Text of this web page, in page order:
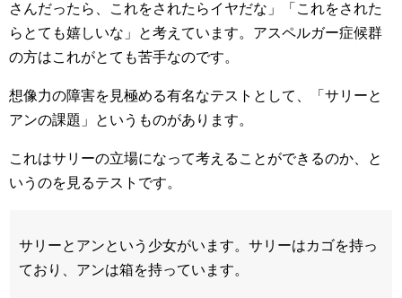
さんだったら、これをされたらイヤだな」「これをされた
らとても嬉しいな」と考えています。アスペルガー症候群
の方はこれがとても苦手なのです。
想像力の障害を見極める有名なテストとして、「サリーと
アンの課題」というものがあります。
これはサリーの立場になって考えることができるのか、と
いうのを見るテストです。
サリーとアンという少女がいます。サリーはカゴを持っ
ており、アンは箱を持っています。